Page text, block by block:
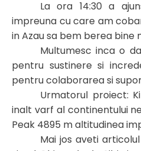
La ora 14:30 a
impreuna cu care am
in Azau sa bem berea bine
Multumesc inca o
pentru sustinere si
pentru colaborarea si
Urmatorul proiect:
inalt varf al continentului
Peak 4895 m altitudinea
Mai jos aveti